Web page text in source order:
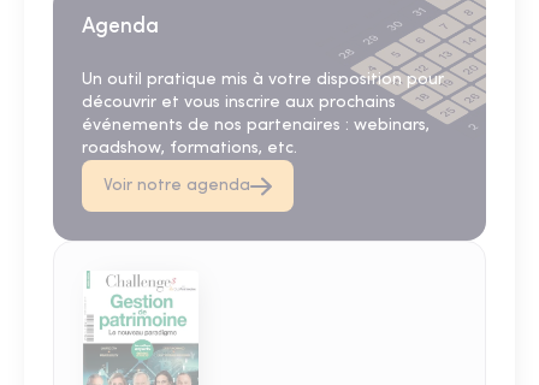
Agenda
Un outil pratique mis à votre disposition pour
découvrir et vous inscrire aux prochains
événements de nos partenaires : webinars,
roadshow, formations, etc.
Voir notre agenda